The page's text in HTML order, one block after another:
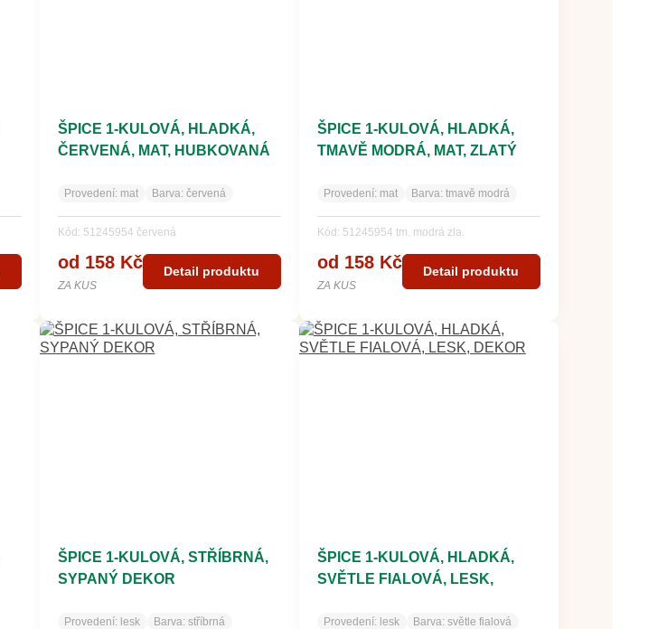
ŠPICE 1-KULOVÁ, HLADKÁ,
ČERVENÁ, MAT, HUBKOVANÁ
Provedení: mat Barva: červená
Kód: 51245954 červená
od 158 Kč
ZA KUS
Detail produktu
ŠPICE 1-KULOVÁ, HLADKÁ,
TMAVĚ MODRÁ, MAT, ZLATÝ
Provedení: mat Barva:tmavě modrá
Kód: 51245954 tm. modrá zla.
od 158 Kč
ZA KUS
Detail produktu
ŠPICE 1-KULOVÁ, STŘÍBRNÁ,
SYPANÝ DEKOR
Provedení: lesk Barva: stříbrná
ŠPICE 1-KULOVÁ, HLADKÁ,
SVĚTLE FIALOVÁ, LESK,
Provedení: lesk Barva:světle fialová